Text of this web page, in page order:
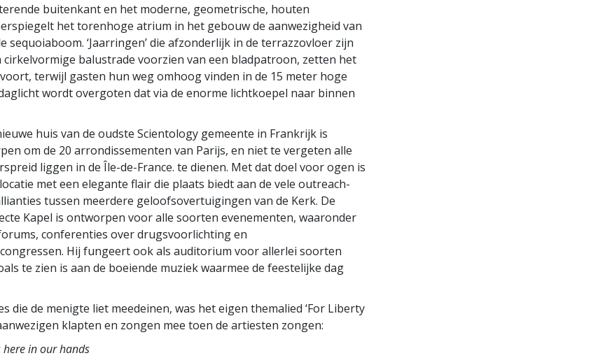
buitenkant en het moderne, geometrische, houten
het torenhoge atrium in het gebouw de aanwezigheid van
sequoiaboom. ‘Jaarringen’ die afzonderlijk in de terrazzovloer zijn
cirkelvormige balustrade voorzien van een bladpatroon, zetten het
terwijl gasten hun weg omhoog vinden in de 15 meter hoge
wordt overgoten dat via de enorme lichtkoepel naar binnen
huis van de oudste Scientology gemeente in Frankrijk is
om de 20 arrondissementen van Parijs, en niet te vergeten alle
liggen in de Île-de-France. te dienen. Met dat doel voor ogen is
met een elegante flair die plaats biedt aan de vele outreach-
tussen meerdere geloofsovertuigingen van de Kerk. De
Kapel is ontworpen voor alle soorten evenementen, waaronder
conferenties over drugsvoorlichting en
Hij fungeert ook als auditorium voor allerlei soorten
te zien is aan de boeiende muziek waarmee de feestelijke dag
die de menigte liet meedeinen, was het eigen themalied ‘For Liberty
klapten en zongen mee toen de artiesten zongen:
here in our hands